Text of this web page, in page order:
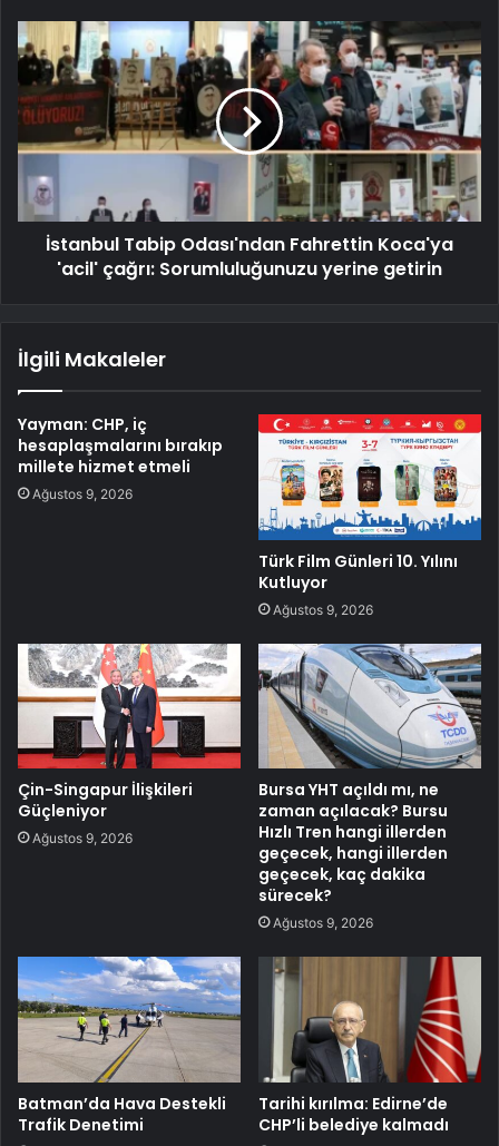
İstanbul Tabip Odası'ndan Fahrettin Koca'ya
'acil' çağrı: Sorumluluğunuzu yerine getirin
İlgili Makaleler
Yayman: CHP, iç
hesaplaşmalarını bırakıp
millete hizmet etmeli
Ağustos 9, 2026
Türk Film Günleri 10. Yılını
Kutluyor
Ağustos 9, 2026
Çin-Singapur İlişkileri
Güçleniyor
Ağustos 9, 2026
Bursa YHT açıldı mı, ne
zaman açılacak? Bursu
Hızlı Tren hangi illerden
geçecek, hangi illerden
geçecek, kaç dakika
sürecek?
Ağustos 9, 2026
Batman’da Hava Destekli
Trafik Denetimi
Tarihi kırılma: Edirne’de
CHP’li belediye kalmadı